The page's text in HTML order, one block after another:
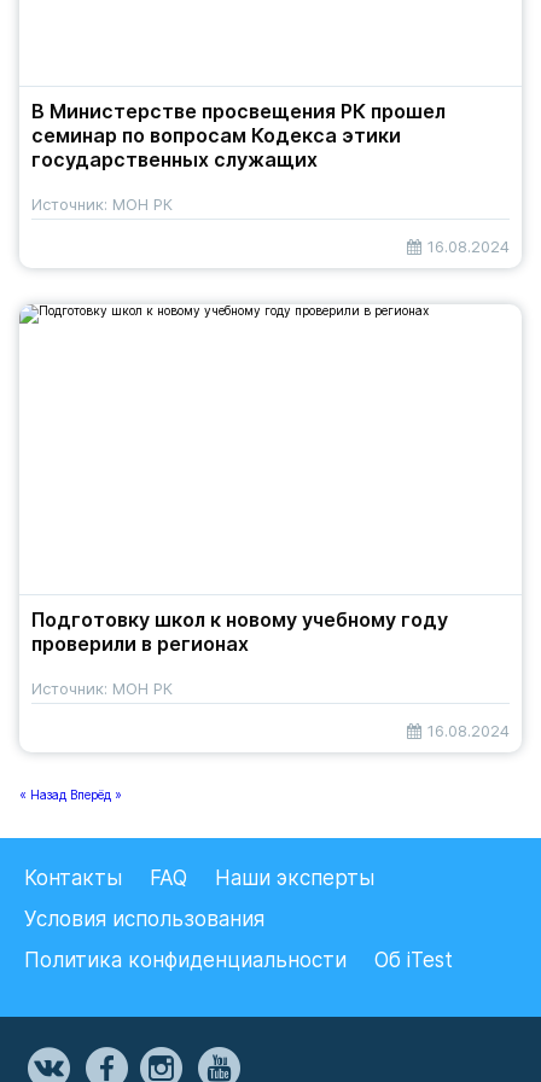
В Министерстве просвещения РК прошел
семинар по вопросам Кодекса этики
государственных служащих
Источник: МОН РК
16.08.2024
Подготовку школ к новому учебному году
проверили в регионах
Источник: МОН РК
16.08.2024
« Назад Вперёд »
Контакты FAQ
Наши эксперты
Условия использования
Политика конфиденциальности
Об iTest